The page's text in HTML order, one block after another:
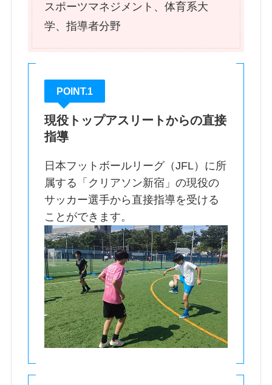
スポーツマネジメント、体育系大
学、指導者分野
POINT.1
現役トップアスリートからの直接
指導
日本フットボールリーグ（JFL）に所
属する「クリアソン新宿」の現役の
サッカー選手から直接指導を受ける
ことができます。